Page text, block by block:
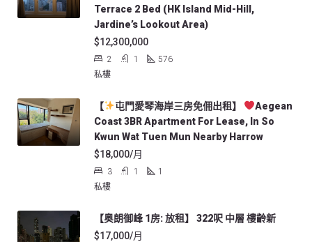
Terrace 2 Bed (HK Island Mid-Hill,
Jardine’s Lookout Area)
$12,300,000
2 1
576
私樓
【 屯門愛琴海岸三房免佣出租】
Aegean
Coast 3BR Apartment For Lease, In So
Kwun Wat Tuen Mun Nearby Harrow
$18,000/月
3 1
1
私樓
【奥朗御峰 1房: 放租】 322呎 中層 樓齡新
$17,000/月